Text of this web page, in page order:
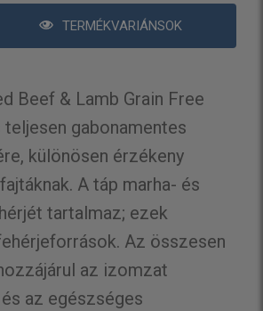
TERMÉKVARIÁNSOK
Beef & Lamb Grain Free
gabonamentes
különösen érzékeny
A táp marha- és
tartalmaz; ezek
Az összesen
az izomzat
az egészséges